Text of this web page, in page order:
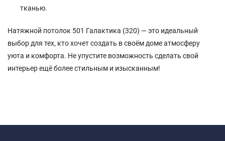
тканью.
Натяжной потолок 501 Галактика (320) — это идеальный
выбор для тех, кто хочет создать в своём доме атмосферу
уюта и комфорта. Не упустите возможность сделать свой
интерьер ещё более стильным и изысканным!